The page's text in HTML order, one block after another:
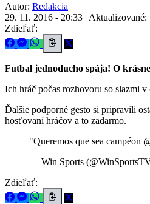
Autor: Redakcia
29. 11. 2016 - 20:33 | Aktualizované:
Zdieľať:
Futbal jednoducho spája! O
Ich hráč počas rozhovoru so slazmi
Ďalšie podporné gesto si pripravili
hosťovaní hráčov a to zadarmo.
"Queremos que sea campéon
— Win Sports
Zdieľať: